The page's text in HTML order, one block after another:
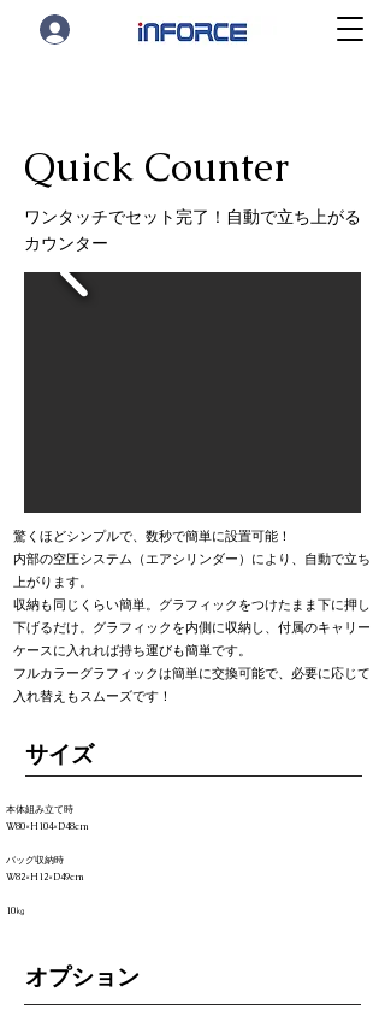
Quick Counter
ワンタッチでセット完了！自動で立ち上がる
カウンター
驚くほどシンプルで、数秒で簡単に設置可能！
内部の空圧システム（エアシリンダー）により、自動で立ち
上がります。
収納も同じくらい簡単。グラフィックをつけたまま下に押し
下げるだけ。グラフィックを内側に収納し、付属のキャリー
ケースに入れれば持ち運びも簡単です。
フルカラーグラフィックは簡単に交換可能で、必要に応じて
入れ替えもスムーズです！
​サイズ
本体組み立て時
W80×H104×D48cm
バッグ収納時
W82×H12×D49cm
10㎏
オプション